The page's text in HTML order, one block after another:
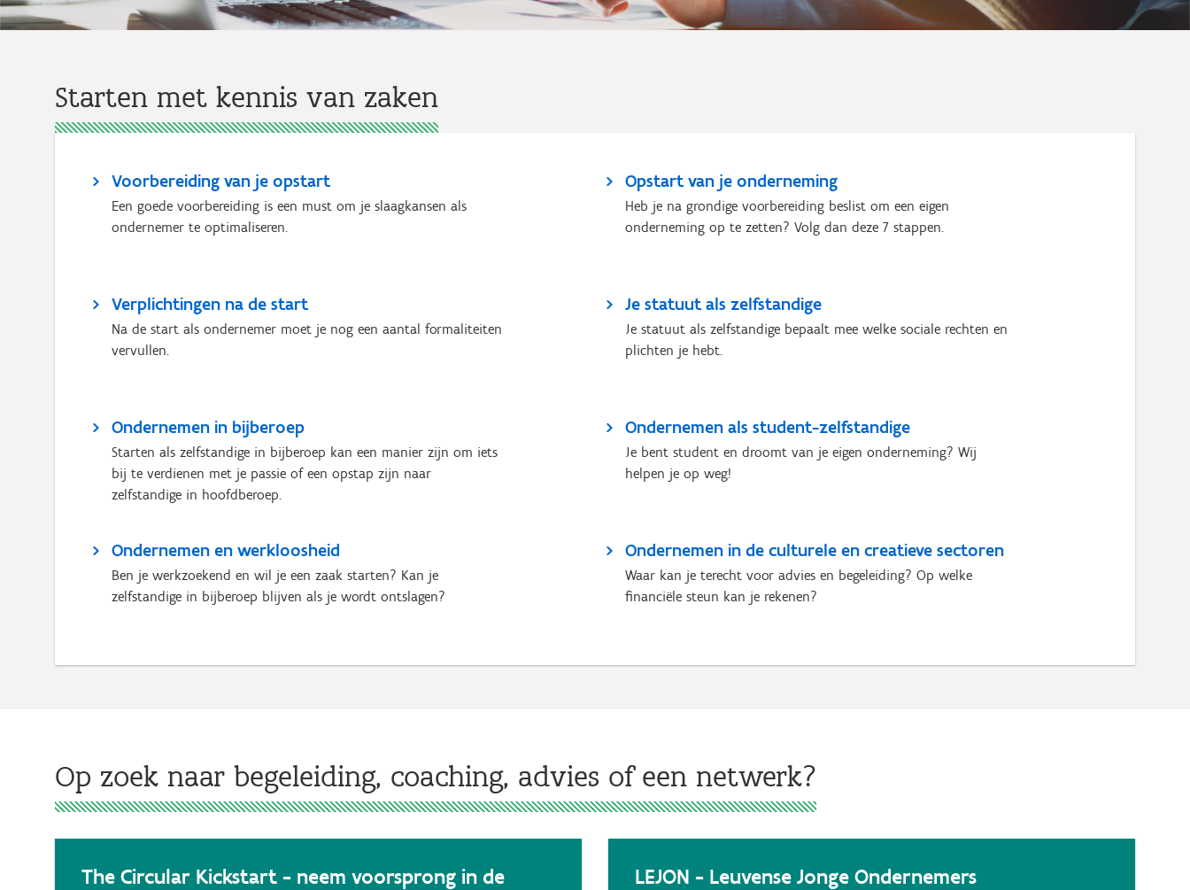
Starten met kennis van zaken
Voorbereiding van je opstart
Een goede voorbereiding is een must om je slaagkansen als
ondernemer te optimaliseren.
Opstart van je onderneming
Heb je na grondige voorbereiding beslist om een eigen
onderneming op te zetten? Volg dan deze 7 stappen.
Verplichtingen na de start
Na de start als ondernemer moet je nog een aantal formaliteiten
vervullen.
Je statuut als zelfstandige
Je statuut als zelfstandige bepaalt mee welke sociale rechten en
plichten je hebt.
Ondernemen in bijberoep
Starten als zelfstandige in bijberoep kan een manier zijn om iets
bij te verdienen met je passie of een opstap zijn naar
zelfstandige in hoofdberoep.
Ondernemen als student-zelfstandige
Je bent student en droomt van je eigen onderneming? Wij
helpen je op weg!
Ondernemen en werkloosheid
Ben je werkzoekend en wil je een zaak starten? Kan je
zelfstandige in bijberoep blijven als je wordt ontslagen?
Ondernemen in de culturele en creatieve sectoren
Waar kan je terecht voor advies en begeleiding? Op welke
financiële steun kan je rekenen?
Op zoek naar begeleiding, coaching, advies of een netwerk?
The Circular Kickstart - neem voorsprong in de
LEJON - Leuvense Jonge Ondernemers